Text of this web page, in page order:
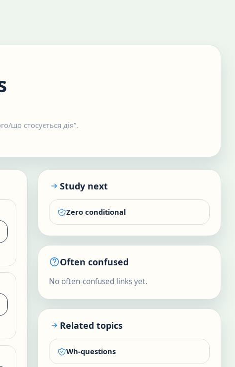
що стосується дія”.
Study next
Zero conditional
Often confused
No often-confused links yet.
Related topics
Wh-questions